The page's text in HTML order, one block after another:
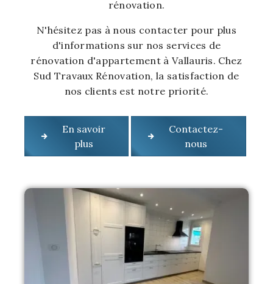
rénovation.
N'hésitez pas à nous contacter pour plus
d'informations sur nos services de
rénovation d'appartement à Vallauris. Chez
Sud Travaux Rénovation, la satisfaction de
nos clients est notre priorité.
En savoir
plus
Contactez-
nous